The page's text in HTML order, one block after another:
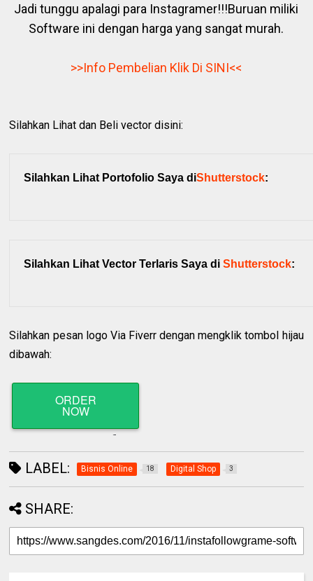
Jadi tunggu apalagi para Instagramer!!!Buruan miliki
Software ini dengan harga yang sangat murah.
>>Info Pembelian Klik Di SINI<<
Silahkan Lihat dan Beli vector disini:
Silahkan Lihat Portofolio Saya diShutterstock:
Silahkan Lihat Vector Terlaris Saya diShutterstock:
Silahkan pesan logo Via Fiverr dengan mengklik tombol hijau
dibawah:
LABEL: Bisnis Online 18 Digital Shop 3
SHARE: